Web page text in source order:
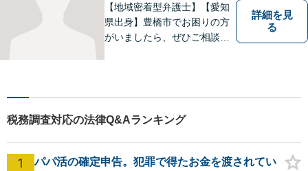
【地域密着型弁護士】【愛知
県出身】豊橋市でお困りの方
がいましたら、ぜひご相談く
詳細を見
る
税務調査対応の法律Q&Aランキング
1
パパ活の確定申告。犯罪で得たお金を渡されてい